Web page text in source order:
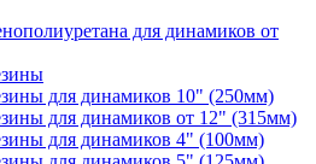
для динамиков от
для динамиков 10" (250мм)
для динамиков от 12" (315мм)
для динамиков 4" (100мм)